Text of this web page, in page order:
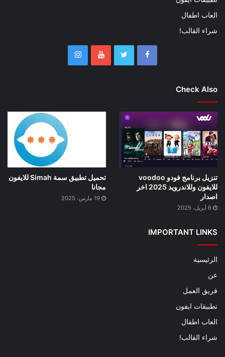
العاب اطفال
شراء القالب!
Check Also
تنزيل برنامج فودو voodoo
للايفون وللاندرويد 2025 اخر
اصدار
6 أبريل، 2025
تحميل تطبيق سمة Simah للايفون
مجانا
19 مارس، 2025
IMPORTANT LINKS
الرئيسية
عن
فريق العمل
تطبيقات ايفون
العاب اطفال
شراء القالب!